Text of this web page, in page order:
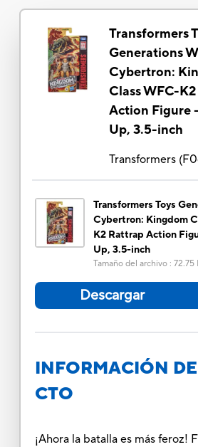
Transformers
Generations
Cybertron:
Class WFC-
Action Figure
Up, 3.5-inch
Transformers(
Transformers Toys
Cybertron: Kingdom
K2 Rattrap Action
Up, 3.5-inch
Tamaño del archivo: 72.75
Descargar
INFORMACIÓN
CTO
¡Ahora la batalla es más feroz!